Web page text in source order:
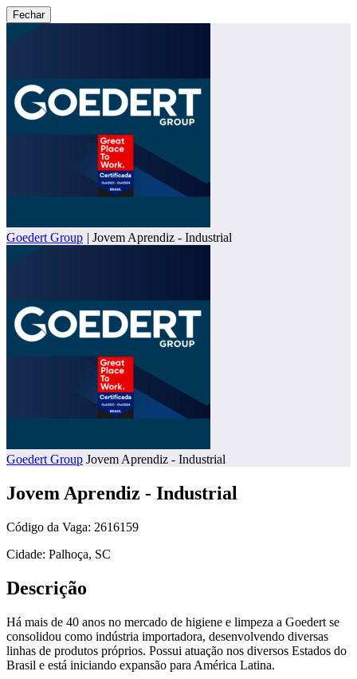
Fechar
Goedert Group | Jovem Aprendiz - Industrial
Goedert Group Jovem Aprendiz - Industrial
Jovem Aprendiz - Industrial
Código da Vaga: 2616159
Cidade: Palhoça, SC
Descrição
Há mais de 40 anos no mercado de higiene e limpeza a Goedert se
consolidou como indústria importadora, desenvolvendo diversas
linhas de produtos próprios. Possui atuação nos diversos Estados do
Brasil e está iniciando expansão para América Latina.